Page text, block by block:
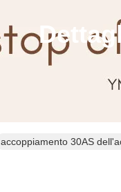
accoppiamento 30AS